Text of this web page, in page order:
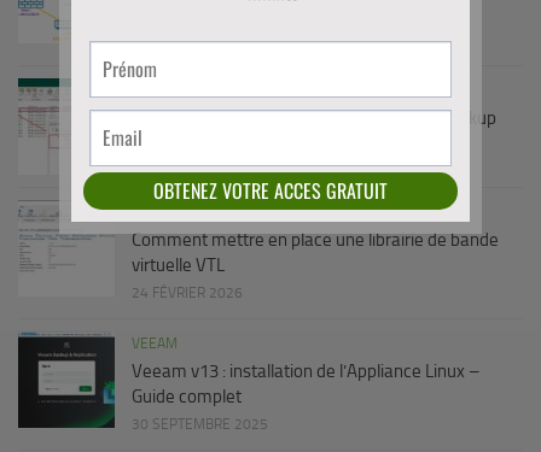
4 AVRIL 2026
Sauvegarde sur bande LTO avec Veeam Backup
24 FÉVRIER 2026
DIVERS/MICROSOFT/VEEAM
Comment mettre en place une librairie de bande
virtuelle VTL
24 FÉVRIER 2026
VEEAM
Veeam v13 : installation de l’Appliance Linux –
Guide complet
30 SEPTEMBRE 2025